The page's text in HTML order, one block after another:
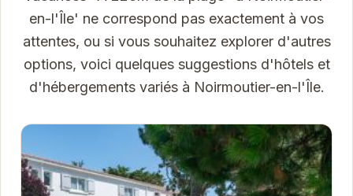
en-l'Île' ne correspond pas exactement à vos
attentes, ou si vous souhaitez explorer d'autres
options, voici quelques suggestions d'hôtels et
d'hébergements variés à Noirmoutier-en-l'Île.